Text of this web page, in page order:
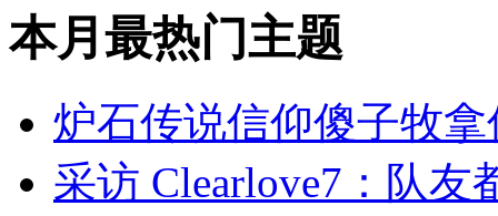
本月最热门主题
炉石传说信仰傻子牧
采访 Clearlove7：队友